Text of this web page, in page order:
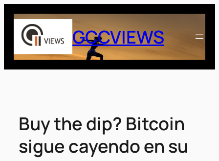
Saltar
contenido
GCCVIEWS
Buy the dip? Bitcoin
sigue cayendo en su